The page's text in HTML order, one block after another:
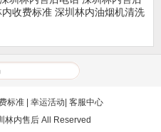
收费标准 深圳林内油烟机清洗
标准| 幸运活动 客服中心
林内售后 All Reserved